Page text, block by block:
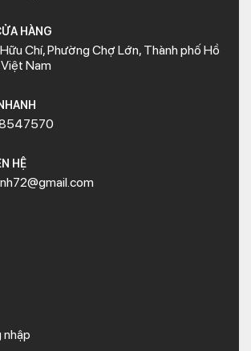
HÀNG
Chí, Phường Chợ Lớn, Thành phố Hồ
Nam
HỆ
nhập